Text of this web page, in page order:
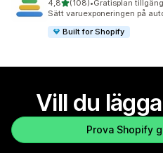
4,8av 5 stjärnor
(108)
108 recensioner totalt
•Gratisplan
Sätt varuexponeringen på
Built for Shopify
Vill du
Prova Shopify